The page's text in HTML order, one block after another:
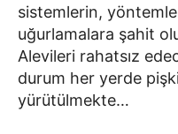
sistemlerin,
uğurlamalara şahit
Alevileri rahatsız
durum her yerde
yürütülmekte…